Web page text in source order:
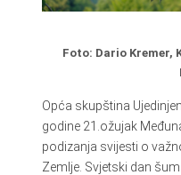
Foto: Dario Kremer,
Opća skupština
godine 21.ožujak
podizanja svijesti o
Zemlje. Svjetski dan